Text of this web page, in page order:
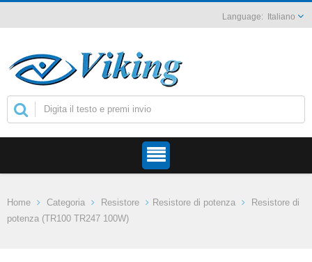
Italiano
Home Categoria Resistore Resistore di potenza
Resistore di
potenza (TR100 TR247 100W)